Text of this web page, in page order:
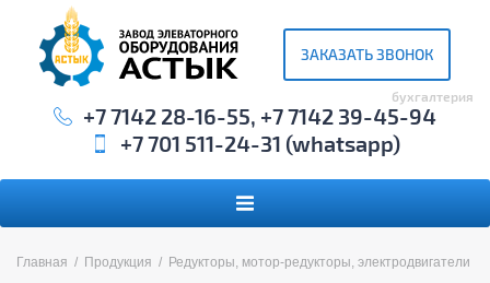
+7 7142 28-16-55, +7 7142 39-45-94
бухгалтерия
+7 701 511-24-31 (whatsapp)
ЗАКАЗАТЬ ЗВОНОК
Главная / Продукция / Редукторы, мотор-редукторы, электродвигатели